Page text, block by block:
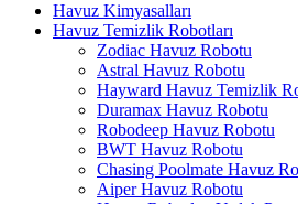
Havuz Kimyasalları
Havuz Temizlik Robotları
Zodiac Havuz Robotu
Astral Havuz Robotu
Hayward Havuz Temizlik
Duramax Havuz Robotu
Robodeep Havuz Robotu
BWT Havuz Robotu
Chasing Poolmate Havuz
Aiper Havuz Robotu